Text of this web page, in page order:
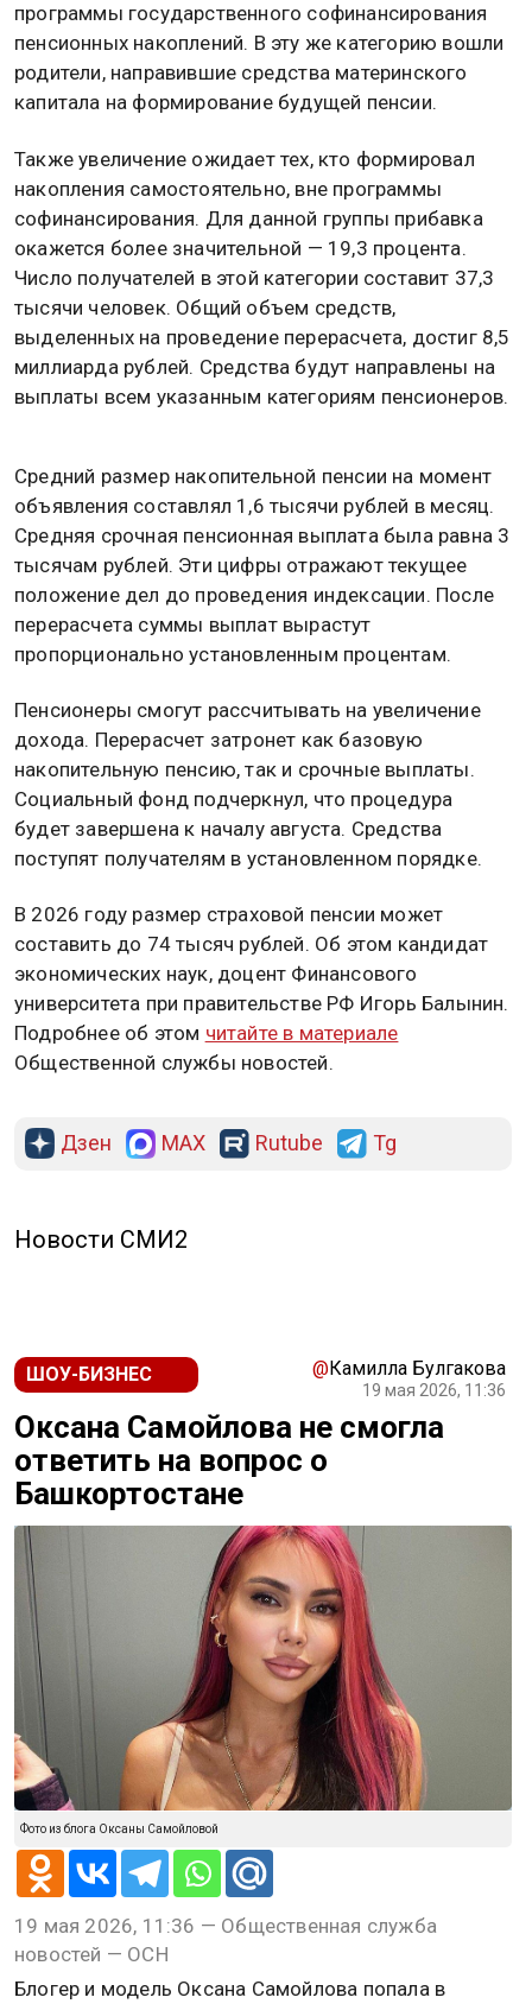
программы государственного софинансирования
пенсионных накоплений. В эту же категорию вошли
родители, направившие средства материнского
капитала на формирование будущей пенсии.
Также увеличение ожидает тех, кто формировал
накопления самостоятельно, вне программы
софинансирования. Для данной группы прибавка
окажется более значительной — 19,3 процента.
Число получателей в этой категории составит 37,3
тысячи человек. Общий объем средств,
выделенных на проведение перерасчета, достиг 8,5
миллиарда рублей. Средства будут направлены на
выплаты всем указанным категориям пенсионеров.
Средний размер накопительной пенсии на момент
объявления составлял 1,6 тысячи рублей в месяц.
Средняя срочная пенсионная выплата была равна 3
тысячам рублей. Эти цифры отражают текущее
положение дел до проведения индексации. После
перерасчета суммы выплат вырастут
пропорционально установленным процентам.
Пенсионеры смогут рассчитывать на увеличение
дохода. Перерасчет затронет как базовую
накопительную пенсию, так и срочные выплаты.
Социальный фонд подчеркнул, что процедура
будет завершена к началу августа. Средства
поступят получателям в установленном порядке.
В 2026 году размер страховой пенсии может
составить до 74 тысяч рублей. Об этом кандидат
экономических наук, доцент Финансового
университета при правительстве РФ Игорь Балынин.
Подробнее об этом читайте в материале
Общественной службы новостей.
Дзен MAX Rutube Tg
Новости СМИ2
ШОУ-БИЗНЕС @Камилла Булгакова
19 мая 2026, 11:36
Оксана Самойлова не смогла
ответить на вопрос о
Башкортостане
Фото из блога Оксаны Самойловой
19 мая 2026, 11:36 — Общественная служба
новостей — ОСН
Блогер и модель Оксана Самойлова попала в